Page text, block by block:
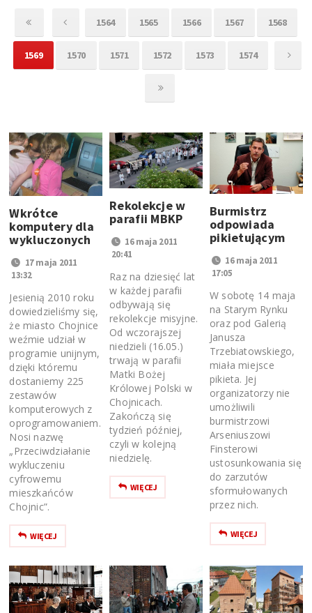
1564 1565 1566 1567 1568
1569 1570 1571 1572 1573 1574
Wkrótce
komputery dla
wykluczonych
17 maja 2011
13:32
Jesienią 2010 roku
dowiedzieliśmy się,
że miasto Chojnice
weźmie udział w
programie unijnym,
dzięki któremu
dostaniemy 225
zestawów
komputerowych z
oprogramowaniem.
Nosi nazwę
„Przeciwdziałanie
wykluczeniu
cyfrowemu
mieszkańców
Chojnic”.
WIĘCEJ
Rekolekcje w
parafii MBKP
16 maja 2011
20:41
Raz na dziesięć lat
w każdej parafii
odbywają się
rekolekcje misyjne.
Od wczorajszej
niedzieli (16.05.)
trwają w parafii
Matki Bożej
Królowej Polski w
Chojnicach.
Zakończą się
tydzień później,
czyli w kolejną
niedzielę.
WIĘCEJ
Burmistrz
odpowiada
pikietującym
16 maja 2011
17:05
W sobotę 14 maja
na Starym Rynku
oraz pod Galerią
Janusza
Trzebiatowskiego,
miała miejsce
pikieta. Jej
organizatorzy nie
umożliwili
burmistrzowi
Arseniuszowi
Finsterowi
ustosunkowania się
do zarzutów
sformułowanych
przez nich.
WIĘCEJ